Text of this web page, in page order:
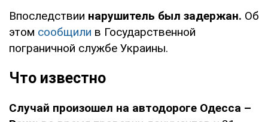
Впоследствии нарушитель был задержан. Об
этом сообщили в Государственной
пограничной службе Украины.
Что известно
Случай произошел на автодороге Одесса –